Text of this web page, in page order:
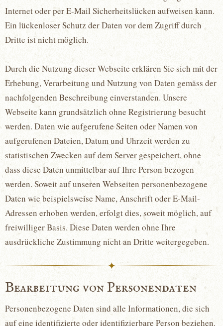
Internet oder per E-Mail Sicherheitslücken aufweisen kann.
Ein lückenloser Schutz der Daten vor dem Zugriff durch
Dritte ist nicht möglich.
Durch die Nutzung dieser Webseite erklären Sie sich mit der
Erhebung, Verarbeitung und Nutzung von Daten gemäss der
nachfolgenden Beschreibung einverstanden. Unsere
Webseite kann grundsätzlich ohne Registrierung besucht
werden. Daten wie aufgerufene Seiten oder Namen von
aufgerufenen Dateien, Datum und Uhrzeit werden zu
statistischen Zwecken auf dem Server gespeichert, ohne
dass diese Daten unmittelbar auf Ihre Person bezogen
werden. Soweit auf unseren Webseiten personenbezogene
Daten wie beispielsweise Name, Anschrift oder E-Mail-
Adressen erhoben werden, erfolgt dies, soweit möglich, auf
freiwilliger Basis. Diese Daten werden ohne Ihre
ausdrückliche Zustimmung nicht an Dritte weitergegeben.
✦
Bearbeitung von Personendaten
Personenbezogene Daten sind alle Informationen, die sich
auf eine identifizierte oder identifizierbare Person beziehen.